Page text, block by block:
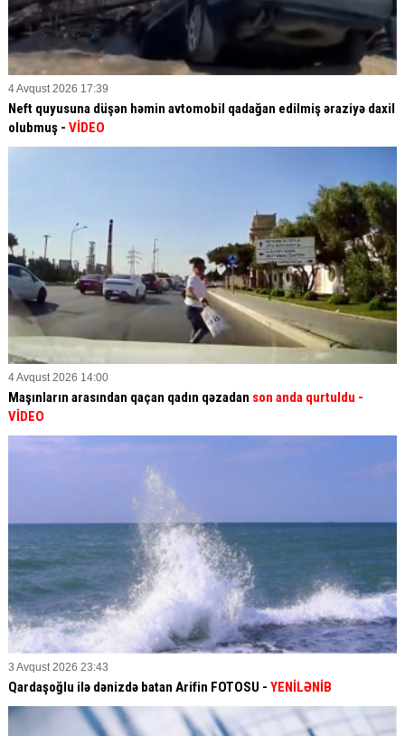
4 Avqust 2026 17:39
Neft quyusuna düşən həmin avtomobil qadağan edilmiş əraziyə daxil
olubmuş - VİDEO
4 Avqust 2026 14:00
Maşınların arasından qaçan qadın qəzadan son anda qurtuldu -
VİDEO
3 Avqust 2026 23:43
Qardaşoğlu ilə dənizdə batan Arifin FOTOSU - YENİLƏNİB